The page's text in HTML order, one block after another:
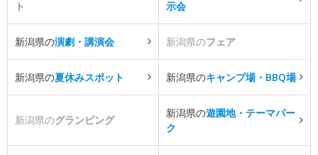
ト
示会
新潟県の演劇・講演会 新潟県のフェア
新潟県の夏休みスポット 新潟県のキャンプ場・BBQ場
新潟県のグランピング
新潟県の遊園地・テーマパー
ク